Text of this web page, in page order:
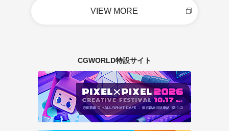
VIEW MORE
CGWORLD特設サイト